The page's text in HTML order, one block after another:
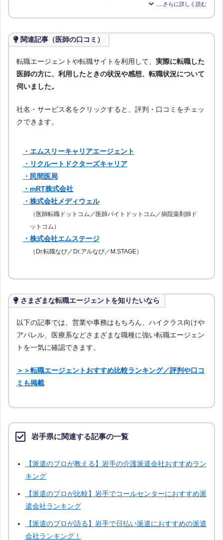
青森 岩手
山形 福島 茨城 栃木
群馬 埼玉 千葉 神奈川
長野
滋賀 京都
和歌山 鳥取
高知 佐賀 長崎
鹿児島
関連記事（医師の口コミ）
転職エージェントや転職サイトを利用して、 実際に転職した
医師の方に、利用したときの状況や感想、転職状況について
伺いました。
社名・サービス名をクリックすると、評判・口コミをチェッ
クできます。
・エムスリーキャリアエージェント
・リクルートドクターズキャリア
・民間医局
・mRT株式会社
・株式会社メディウェル
（医師転職ドットコム／医師バイトドットコム／病院薬剤師ド
ットコム）
・株式会社エムステージ
（Dr.転職なび／Dr.アルなび／M.STAGE）
さまざまな転職エージェントを知りたいなら
以下の記事では、営業や事務はもちろん、ハイクラス向けや
アパレル、医療系などさまざまな職種に強い転職エージェン
トを一気に確認できます。
＞＞転職エージェントおすすめ比較ランキング／評判や口コ
ミも掲載
岩手県に関連する記事の一覧
【派遣のプロが教える】岩手の介護派遣会社おすすめラン
キング
【派遣のプロが比較】岩手でコールセンターにおすすめ派
遣会社ランキング
【派遣のプロが語る】岩手で日払い派遣におすすめの派遣
会社ランキング！